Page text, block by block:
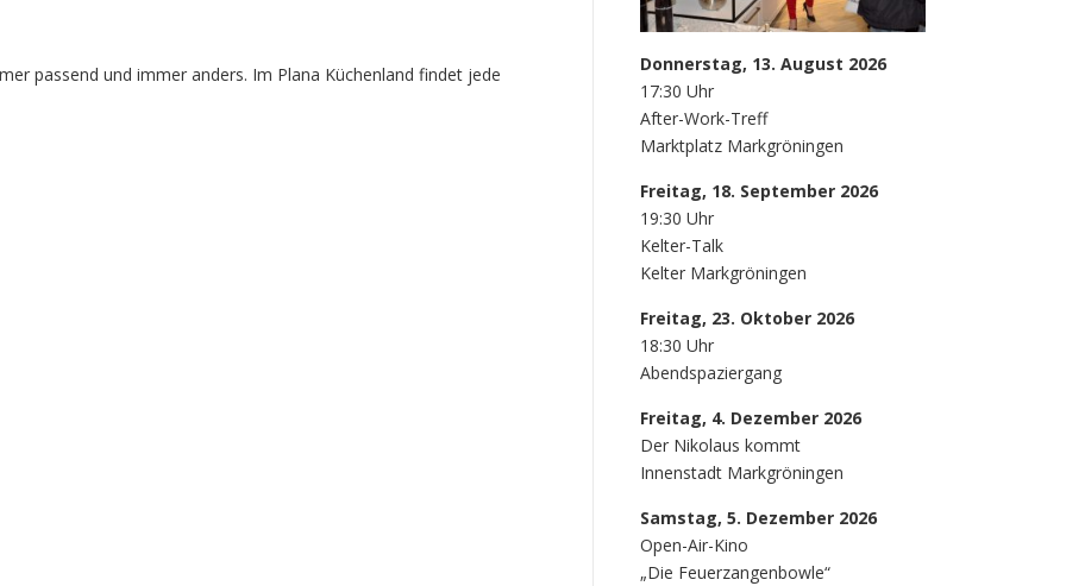
passend und immer anders. Im Plana Küchenland findet jede
Donnerstag, 13. August 2026
17:30 Uhr
After-Work-Treff
Marktplatz Markgröningen
Freitag, 18. September 2026
19:30 Uhr
Kelter-Talk
Kelter Markgröningen
Freitag, 23. Oktober 2026
18:30 Uhr
Abendspaziergang
Freitag, 4. Dezember 2026
Der Nikolaus kommt
Innenstadt Markgröningen
Samstag, 5. Dezember 2026
Open-Air-Kino
„Die Feuerzangenbowle“